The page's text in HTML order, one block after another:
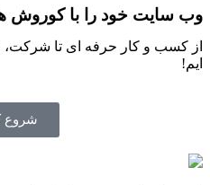
وب سایت خود را با کوروش
از کسب و کار حرفه ای تا
ایم!
شروع